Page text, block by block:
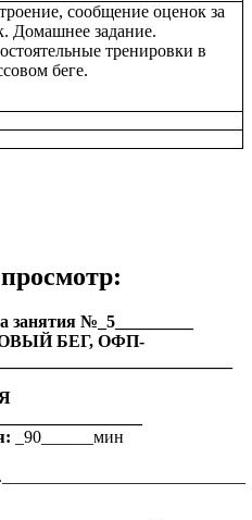
сообщение оценок за
Домашнее задание.
тренировки в
беге.
занятия №_5_________
БЕГ, ОФП-
_90______мин